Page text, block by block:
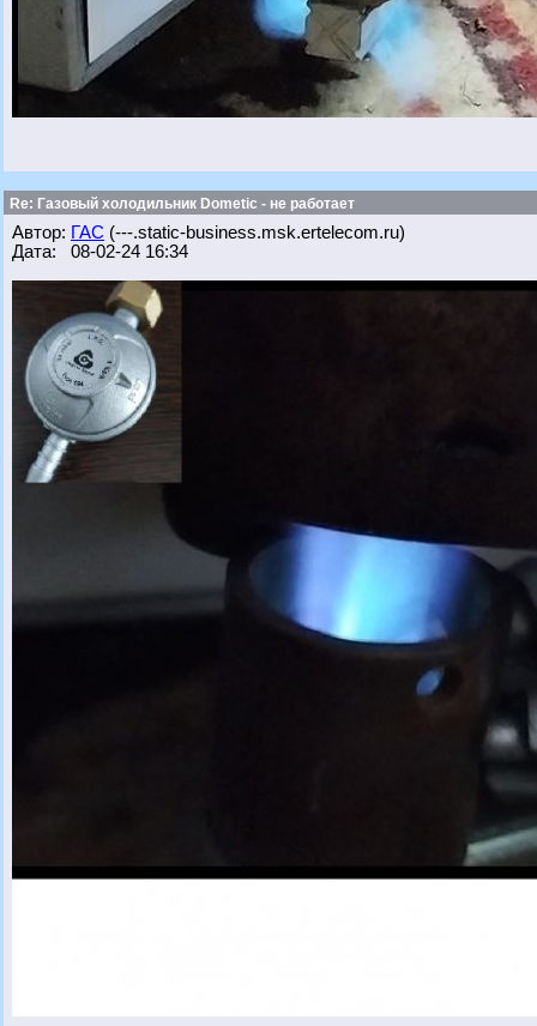
Re: Газовый холодильник Dometic - не работает
Автор: ГАС (---.static-business.msk.ertelecom.ru)
Дата: 08-02-24 16:34